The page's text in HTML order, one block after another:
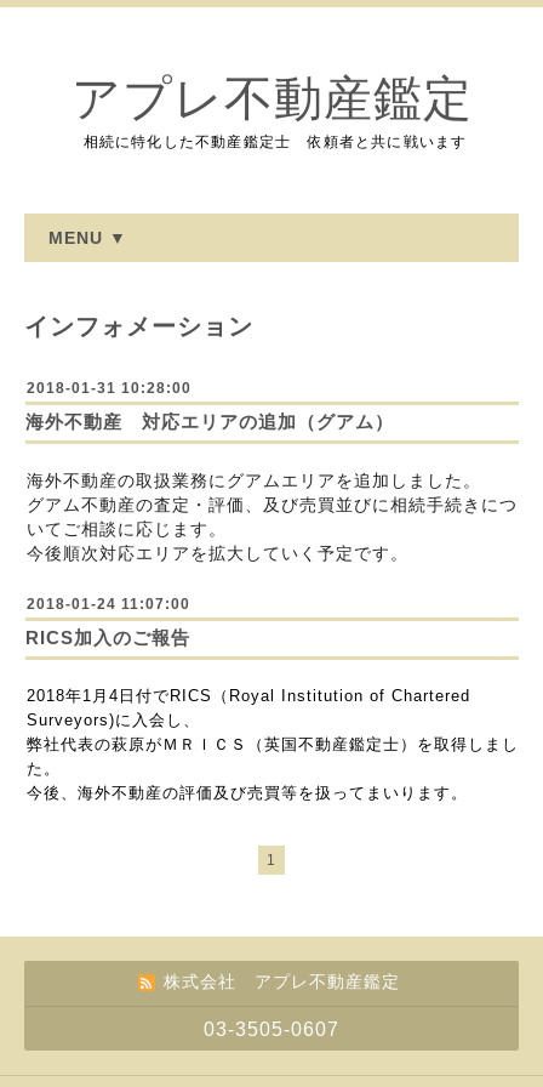
アプレ不動産鑑定
相続に特化した不動産鑑定士 依頼者と共に戦います
MENU ▼
インフォメーション
2018-01-31 10:28:00
海外不動産 対応エリアの追加（グアム）
海外不動産の取扱業務にグアムエリアを追加しました。
グアム不動産の査定・評価、 及び売買並びに相続手続きにつ
いてご相談に応じます。
今後順次対応エリアを拡大していく予定です。
2018-01-24 11:07:00
RICS加入のご報告
2018年1月4日付でRICS（Royal Institution of Chartered
Surveyors)に入会し、
弊社代表の萩原がＭＲＩＣＳ（英国不動産鑑定士）を取得しまし
た。
今後、海外不動産の評価及び売買等を扱ってまいります。
1
株式会社 アプレ不動産鑑定
03-3505-0607